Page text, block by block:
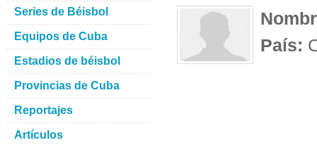
País:
Series de Béisbol
Equipos de Cuba
Estadios de béisbol
Provincias de Cuba
Reportajes
Artículos